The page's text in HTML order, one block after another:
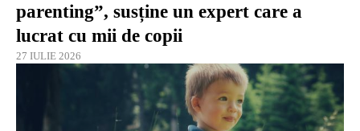
parenting”, susține un expert care a
lucrat cu mii de copii
27 IULIE 2026